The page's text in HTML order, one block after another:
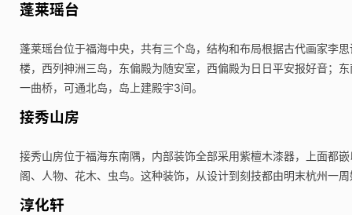
蓬莱瑶台
蓬莱瑶台位于福海中央，共有三个岛，结构和布局根据古代画家李
楼，西列神洲三岛，东偏殿为随安室，西偏殿为日日平安报好音；
一曲桥，可通北岛，岛上建殿宇3间。
接秀山房
接秀山房位于福海东南隅，内部装饰全部采用紫檀木漆器，上面都
阁、人物、花木、虫鸟。这种装饰，从设计到刻技都由明末杭州一
淳化轩